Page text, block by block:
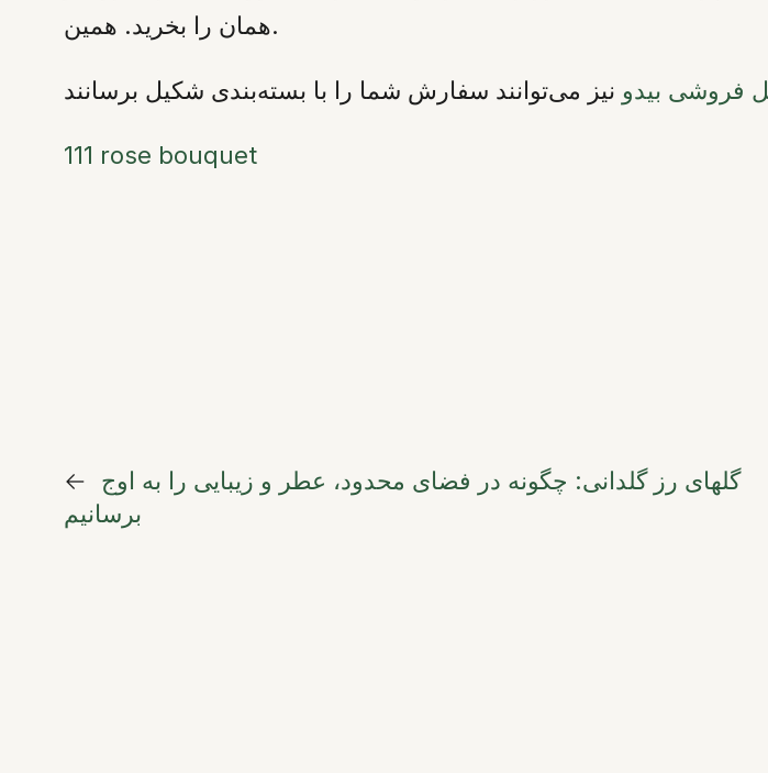
همان را بخرید. همین.
فروشی بیدو
111 rose bouquet
←
گلهای رز گلدانی: چگونه در فضای محدود، عطر و زیبایی را به اوج
برسانیم